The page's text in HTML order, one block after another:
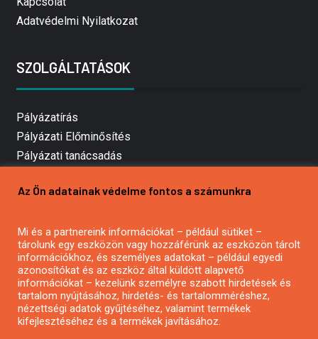
Adatvédelmi Nyilatkozat
SZOLGÁLTATÁSOK
Pályázatírás
Pályázati Előminősítés
Pályázati tanácsadás
Mezőgazdasági pályázatírás
Pályázatírás civil szervezeteknek
Pályázatírás önkormányzatoknak
Pályázatfigyelés
Specifikus pályázatfigyelés vagy hírlevél
Az Ön adatainak védelme fontos a számunkra
Mi és a partnereink információkat – például sütiket –
tárolunk egy eszközön vagy hozzáférünk az eszközön tárolt
információkhoz, és személyes adatokat – például egyedi
azonosítókat és az eszköz által küldött alapvető
információkat – kezelünk személyre szabott hirdetések és
tartalom nyújtásához, hirdetés- és tartalomméréshez,
nézettségi adatok gyűjtéséhez, valamint termékek
kifejlesztéséhez és a termékek javításához.